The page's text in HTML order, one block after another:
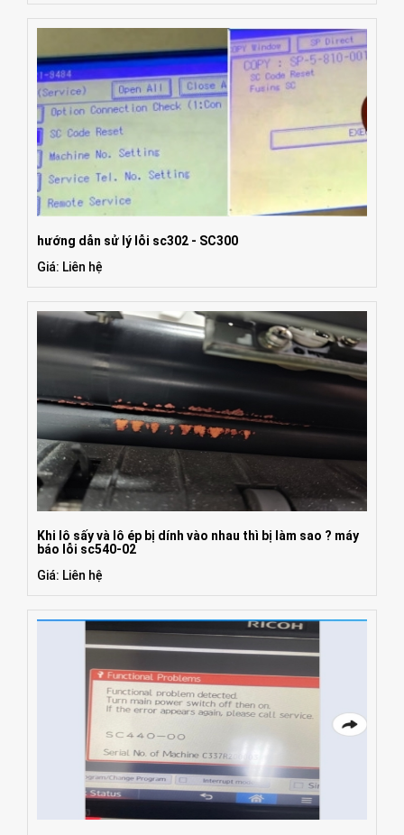
hướng dẫn sử lý lỗi sc302 - SC300
Giá: Liên hệ
Khi lô sấy và lô ép bị dính vào nhau thì bị làm sao ? máy
báo lỗi sc540-02
Giá: Liên hệ